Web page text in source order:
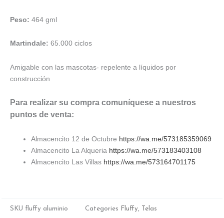
Peso: 464 gml
Martindale: 65.000 ciclos
Amigable con las mascotas- repelente a líquidos por
construcción
Para realizar su compra comuníquese a nuestros
puntos de venta:
Almacencito 12 de Octubre https://wa.me/573185359069
Almacencito La Alqueria https://wa.me/573183403108
Almacencito Las Villas https://wa.me/573164701175
SKU fluffy aluminio Categories Fluffy, Telas